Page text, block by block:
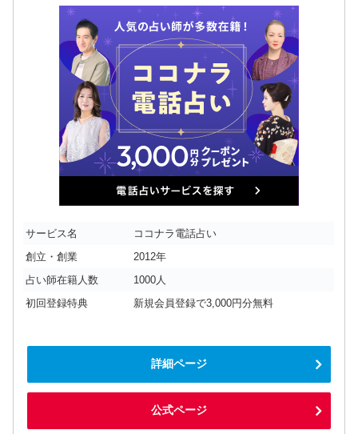
サービス名
ココナラ電話占い
創立・創業
2012年
占い師在籍人数
1000人
初回登録特典
新規会員登録で3,000円分無料
詳細ページ
公式ページ